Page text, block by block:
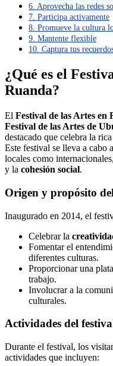
6. Aprovecha las redes
7. Participa activamente
8. Promueve la cultura
9. Mantente flexible
10. Captura tus
¿Qué es el
Ruanda?
El Festival de las Artes en
Festival de las Artes de
destacado que celebra la
Este festival se lleva a cabo
locales como
y la cohesión social.
Origen y propósito
Inaugurado en 2014, el
Celebrar la
Fomentar el
diferentes culturas.
Proporcionar una
trabajo.
Involucrar a la
culturales.
Actividades del
Durante el festival, los
actividades que incluyen: